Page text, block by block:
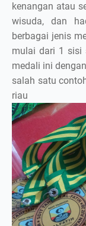
kenangan atau
wisuda, dan
berbagai jenis
mulai dari 1 sisi
medali ini
salah satu
riau